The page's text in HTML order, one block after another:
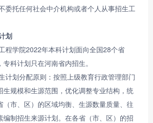
委托任何社会中介机构或者个人从事招生工
划
程学院2022年本科计划面向全国28个省
专科计划只在河南省内招生。
计划分配原则：按照上级教育行政管理部门
生规模和生源范围，优化调整专业结构，统
（市、区）的区域均衡、生源数量质量、往
编制招生来源计划。在各省（市、区）的招